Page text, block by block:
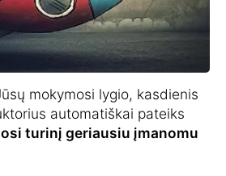
mokymosi lygio, kasdienis
automatiškai pateiks
turinį geriausiu įmanomu